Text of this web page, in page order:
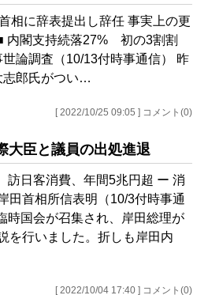
相に辞表提出し辞任 事実上の更
内閣支持続落27% 初の3割割
論調査（10/13付時事通信） 昨
志郎氏がつい…
[ 2022/10/25 09:05 ] コメント(0)
大臣と議員の出処進退
日客消費、年間5兆円超 ー 消
田首相所信表明（10/3付時事通
時国会が召集され、岸田総理が
を行いました。折しも岸田内
[ 2022/10/04 17:40 ] コメント(0)